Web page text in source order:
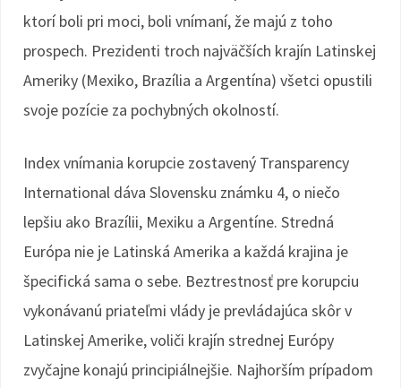
ktorí boli pri moci, boli vnímaní, že majú z toho
prospech. Prezidenti troch najväčších krajín Latinskej
Ameriky (Mexiko, Brazília a Argentína) všetci opustili
svoje pozície za pochybných okolností.
Index vnímania korupcie zostavený Transparency
International dáva Slovensku známku 4, o niečo
lepšiu ako Brazílii, Mexiku a Argentíne. Stredná
Európa nie je Latinská Amerika a každá krajina je
špecifická sama o sebe. Beztrestnosť pre korupciu
vykonávanú priateľmi vlády je prevládajúca skôr v
Latinskej Amerike, voliči krajín strednej Európy
zvyčajne konajú principiálnejšie. Najhorším prípadom